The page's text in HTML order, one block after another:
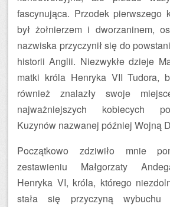
fascynująca. Przodek pierwszego
był żołnierzem i dworzaninem,
nazwiska przyczynił się do
historii Anglii. Niezwykłe dzieje
matki króla Henryka VII Tudora,
również znalazły swoje
najważniejszych kobiecych
Kuzynów nazwanej później Wojną
Początkowo zdziwiło mnie
zestawieniu Małgorzaty
Henryka VI, króla, którego
stała się przyczyną wybuchu